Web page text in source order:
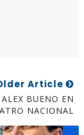
Article
BUENO EN
NACIONAL